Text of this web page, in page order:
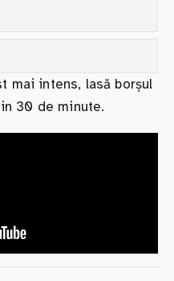
mai intens, lasă borșul
30 de minute.